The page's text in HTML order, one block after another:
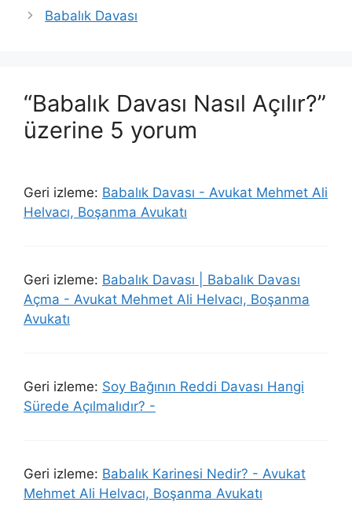
Babalık Davası
“Babalık Davası Nasıl Açılır?”
üzerine 5 yorum
Geri izleme: Babalık Davası - Avukat Mehmet Ali
Helvacı, Boşanma Avukatı
Geri izleme: Babalık Davası | Babalık Davası
Açma - Avukat Mehmet Ali Helvacı, Boşanma
Avukatı
Geri izleme: Soy Bağının Reddi Davası Hangi
Sürede Açılmalıdır? -
Geri izleme: Babalık Karinesi Nedir? - Avukat
Mehmet Ali Helvacı, Boşanma Avukatı